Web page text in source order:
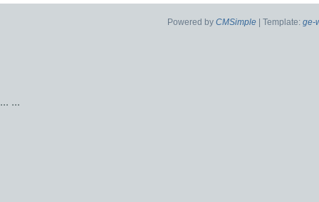
Powered by CMSimple | Template: ge-
... ...